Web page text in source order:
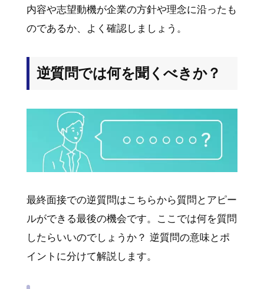
内容や志望動機が企業の方針や理念に沿ったも
のであるか、よく確認しましょう。
逆質問では何を聞くべきか？
最終面接での逆質問はこちらから質問とアピー
ルができる最後の機会です。ここでは何を質問
したらいいのでしょうか？ 逆質問の意味とポ
イントに分けて解説します。